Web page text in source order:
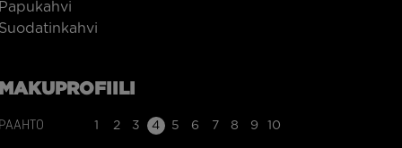
1 2 3 4 5 6 7 8 9 10